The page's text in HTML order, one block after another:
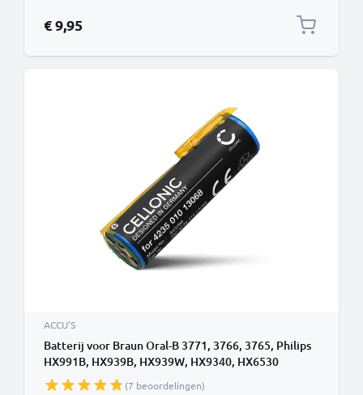
€ 9,95
ACCU'S
Batterij voor Braun Oral-B 3771, 3766, 3765, Philips
HX991B, HX939B, HX939W, HX9340, HX6530
800mAh van CELLONIC(7 beoordelingen)